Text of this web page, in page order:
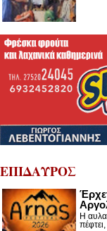
ΕΠΙΔΑΥΡΟΣ
Η